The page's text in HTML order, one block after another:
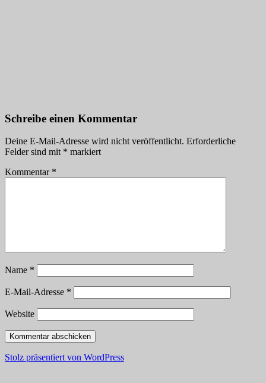
Schreibe einen Kommentar
Deine E-Mail-Adresse wird nicht veröffentlicht. Erforderliche
Felder sind mit * markiert
Kommentar *
Name *
E-Mail-Adresse *
Website
Stolz präsentiert von WordPress